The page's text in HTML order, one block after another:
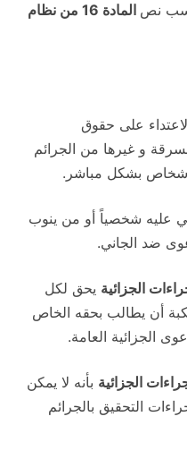
نص المادة 16 من نظام
على حقوق
و غيرها من الجرائم
بشكل مباشر.
عليه شخصياً أو من ينوب
ضد الجاني.
يحق لكل
أن يطالب بحقه الخاص
الجزائية العامة.
بأنه لا يمكن
التحقيق بالجرائم